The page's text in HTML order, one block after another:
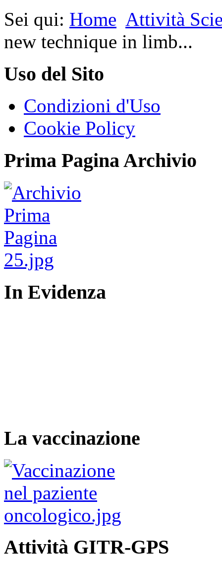
Sei qui: Home Attività
new technique in limb...
Uso del Sito
Condizioni d'Uso
Cookie Policy
Prima Pagina Archivio
In Evidenza
La vaccinazione
Attività GITR-GPS